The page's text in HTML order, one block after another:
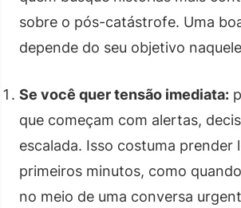
sobre o pós-catástrofe. Uma
depende do seu objetivo
Se você quer tensão imediata:
que começam com alertas,
escalada. Isso costuma prender
primeiros minutos, como
no meio de uma conversa